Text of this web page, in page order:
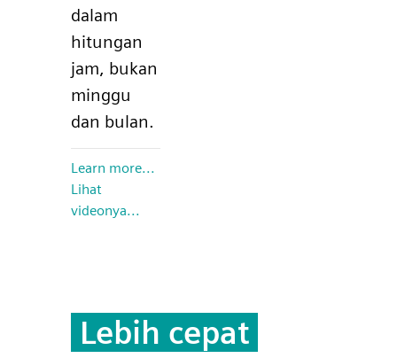
dalam
hitungan
jam, bukan
minggu
dan bulan.
Learn more...
Lihat
videonya...
Lebih cepat